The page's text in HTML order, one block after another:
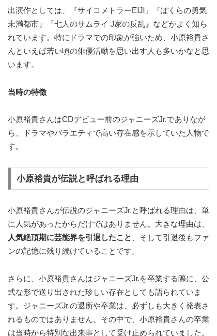
出演作としては、『サイコメトラーEIJI』『ぼくらの勇気
未満都市』『七人のサムライ J家の反乱』などがよく知ら
れています。特にドラマでの印象が強いため、小原裕貴さ
んといえば若い頃の俳優活動を思い出す人も多いかなと思
います。
当時の特徴
小原裕貴さんはCDデビュー前のジャニーズJr.でありなが
ら、ドラマやバラエティで高い存在感を示していた人物で
す。
小原裕貴が伝説と呼ばれる理由
小原裕貴さんが伝説のジャニーズJr.と呼ばれる理由は、単
に人気があったからだけではありません。大きな理由は、
人気絶頂期に芸能界を引退したこと
、そして引退後もファ
ンの記憶に残り続けていることです。
さらに、小原裕貴さんはジャニーズJr.を卒業する際に、公
式な形で送り出された珍しい存在としても語られていま
す。ジャニーズJr.の退所や卒業は、必ずしも大きく発表さ
れるものではありません。その中で、小原裕貴さんの卒業
は当時から特別な出来事として受け止められていました。